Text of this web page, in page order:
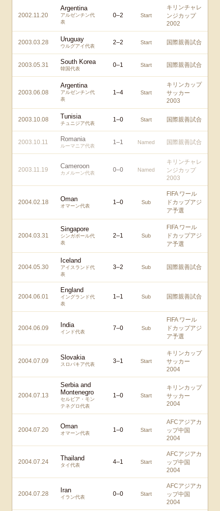
2002.11.20
Argentina
アルゼンチン代
表
0–2 Start
キリンチャレ
ンジカップ
2002
2003.03.28 Uruguay
ウルグアイ代表
2–2 Start 国際親善試合
2003.05.31 South Korea
韓国代表
0–1 Start 国際親善試合
2003.06.08
Argentina
アルゼンチン代
表
1–4 Start
キリンカップ
サッカー
2003
2003.10.08 Tunisia
チュニジア代表
1–0 Start 国際親善試合
2003.10.11 Romania
ルーマニア代表
1–1 Named 国際親善試合
2003.11.19 Cameroon
カメルーン代表 0–0 Named
キリンチャレ
ンジカップ
2003
2004.02.18 Oman
オマーン代表
1–0 Sub
FIFA ワール
ドカップアジ
ア予選
2004.03.31
Singapore
シンガポール代
表
2–1 Sub
FIFA ワール
ドカップアジ
ア予選
2004.05.30
Iceland
アイスランド代
表
3–2 Sub 国際親善試合
2004.06.01
England
イングランド代
表
1–1 Sub 国際親善試合
2004.06.09 India
インド代表
7–0 Sub
FIFA ワール
ドカップアジ
ア予選
2004.07.09 Slovakia
スロバキア代表 3–1 Start
キリンカップ
サッカー
2004
2004.07.13
Serbia and
Montenegro
セルビア・モン
テネグロ代表
1–0 Start
キリンカップ
サッカー
2004
2004.07.20 Oman
オマーン代表 1–0 Start
AFCアジアカ
ップ中国
2004
2004.07.24 Thailand
タイ代表 4–1 Start
AFCアジアカ
ップ中国
2004
2004.07.28 Iran
イラン代表 0–0 Start
AFCアジアカ
ップ中国
2004